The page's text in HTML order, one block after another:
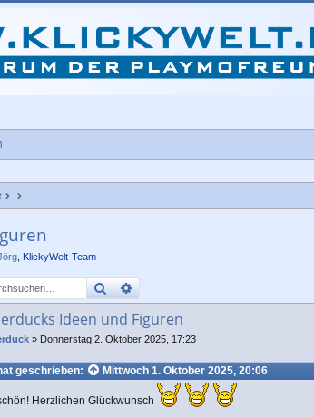
KlickyWelt-Team
SucheErweiterte Suche
Ideen und Figuren
» Donnerstag 2. Oktober 2025, 17:23
geschrieben: Mittwoch 1. Oktober 2025, 20:06
Herzlichen Glückwunsch